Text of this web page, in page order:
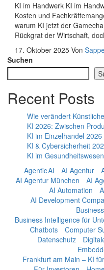
KI im Handwerk KI im
Kosten und
warum KI jetzt der
Rückgrat der Wirtschaft,
17. Oktober 2025 Von
Suchen
Recent Posts
Wie verändert
KI 2026: Zwischen
KI im Einzelhandel 2026
KI & Cybersicherheit
KI im
Agentic AI
AI Agentur
AI Agentur München
AI
AI Automation
AI Development
Business Intelligence für
Chatbots
Computer
Datenschutz
Frankfurt am Main – KI